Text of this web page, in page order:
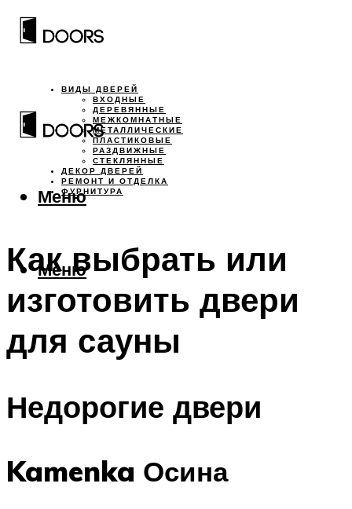
ВИДЫ ДВЕРЕЙ
ВХОДНЫЕ
ДЕРЕВЯННЫЕ
МЕЖКОМНАТНЫЕ
МЕТАЛЛИЧЕСКИЕ
ПЛАСТИКОВЫЕ
РАЗДВИЖНЫЕ
СТЕКЛЯННЫЕ
ДЕКОР ДВЕРЕЙ
РЕМОНТ И ОТДЕЛКА
ФУРНИТУРА
Меню
Меню
Как выбрать или
изготовить двери
для сауны
Недорогие двери
Kamenka Осина